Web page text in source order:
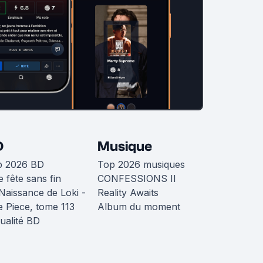
2026 BD
fête sans fin
de Loki -
Piece, tome 113
BD
Musique
Top 2026 musiques
CONFESSIONS II
Reality Awaits
Album du moment